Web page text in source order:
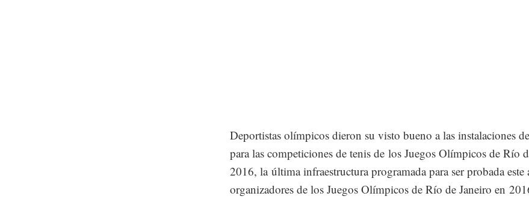
Deportistas olímpicos dieron su visto bueno a las instalaciones
para las competiciones de tenis de los Juegos Olímpicos de Río
2016, la última infraestructura programada para ser probada
organizadores de los Juegos Olímpicos de Río de Janeiro en